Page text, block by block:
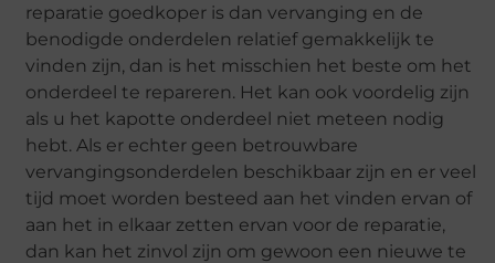
reparatie goedkoper is dan vervanging en de
benodigde onderdelen relatief gemakkelijk te
vinden zijn, dan is het misschien het beste om het
onderdeel te repareren. Het kan ook voordelig zijn
als u het kapotte onderdeel niet meteen nodig
hebt. Als er echter geen betrouwbare
vervangingsonderdelen beschikbaar zijn en er veel
tijd moet worden besteed aan het vinden ervan of
aan het in elkaar zetten ervan voor de reparatie,
dan kan het zinvol zijn om gewoon een nieuwe te